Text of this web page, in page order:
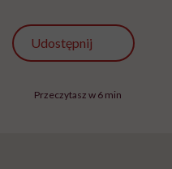
Udostępnij
Przeczytasz w 6 min